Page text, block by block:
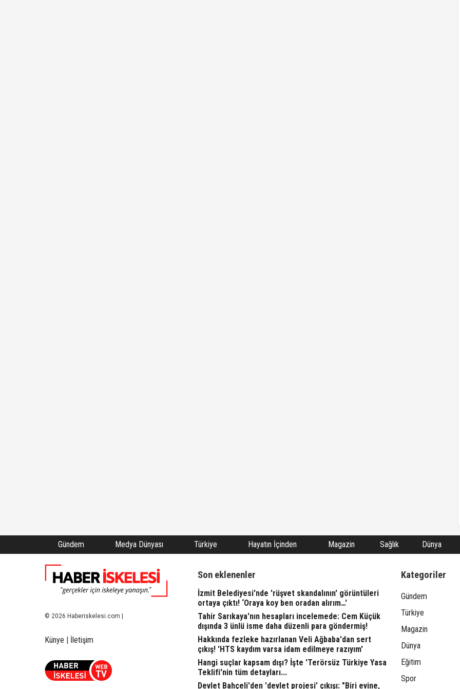
Gündem Medya Dünyası Türkiye Hayatın İçinden Magazin Sağlık Dünya
© 2026 Haberiskelesi.com |
Künye | İletişim
Son eklenenler
İzmit Belediyesi'nde 'rüşvet skandalının' görüntüleri
ortaya çıktı! ‘Oraya koy ben oradan alırım…'
Tahir Sarıkaya'nın hesapları incelemede: Cem Küçük
dışında 3 ünlü isme daha düzenli para göndermiş!
Hakkında fezleke hazırlanan Veli Ağbaba'dan sert
çıkış! 'HTS kaydım varsa idam edilmeye razıyım'
Hangi suçlar kapsam dışı? İşte 'Terörsüz Türkiye Yasa
Teklifi'nin tüm detayları...
Devlet Bahçeli'den 'devlet projesi' çıkışı: "Biri evine,
Kategoriler
Gündem
Türkiye
Magazin
Dünya
Eğitim
Spor